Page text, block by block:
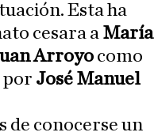
Esta ha
cesara a María
Arroyo como
por José Manuel
de conocerse un